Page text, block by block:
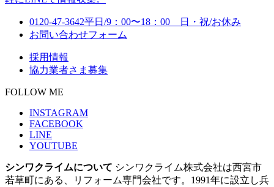
0120-47-3642平日/9：00〜18：00 日・祝/お休み
お問い合わせフォーム
採用情報
協力業者さま募集
FOLLOW ME
INSTAGRAM
FACEBOOK
LINE
YOUTUBE
シンワクライムについて シンワクライム株式会社は西宮市
若草町にある、リフォーム専門会社です。1991年に設立し兵